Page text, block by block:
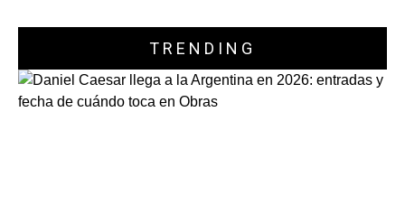
TRENDING